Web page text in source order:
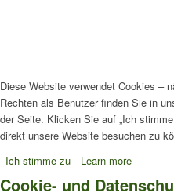
Diese Website verwendet Cookies –
Rechten als Benutzer finden Sie in
der Seite. Klicken Sie auf „Ich
direkt unsere Website besuchen zu
Ich stimme zu
Learn more
Cookie- und